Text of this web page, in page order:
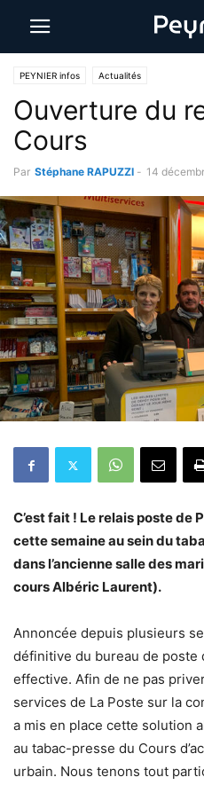
PEYNIER infos Actualités
Ouverture du
Cours
Par Stéphane RAPUZZI - 14
C’est fait ! Le relais poste de
cette semaine au sein du
dans l’ancienne salle des
cours Albéric Laurent).
Annoncée depuis plusieurs
définitive du bureau de poste
effective. Afin de ne pas
services de La Poste sur la
a mis en place cette solution
au tabac-presse du Cours
urbain. Nous tenons tout